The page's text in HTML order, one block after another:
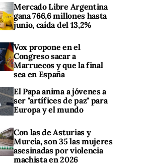
Mercado Libre Argentina
gana 766,6 millones hasta
junio, caída del 13,2%
Vox propone en el
Congreso sacar a
Marruecos y que la final
sea en España
El Papa anima a jóvenes a
ser "artífices de paz" para
Europa y el mundo
Con las de Asturias y
Murcia, son 35 las mujeres
asesinadas por violencia
machista en 2026